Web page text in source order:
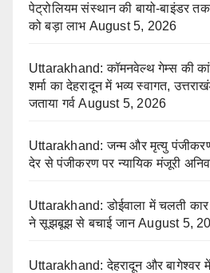
पेट्रोलियम संस्थान की बायो-बाइंडर
को बड़ा लाभ August 5, 2026
Uttarakhand: कॉमनवेल्थ गेम्स की
शर्मा का देहरादून में भव्य स्वागत,
जताया गर्व August 5, 2026
Uttarakhand: जन्म और मृत्यु
देर से पंजीकरण पर न्यायिक मंजूरी
Uttarakhand: डोईवाला में चलती
ने सूझबूझ से बचाई जान August 5,
Uttarakhand: देहरादून और बागेश्वर में